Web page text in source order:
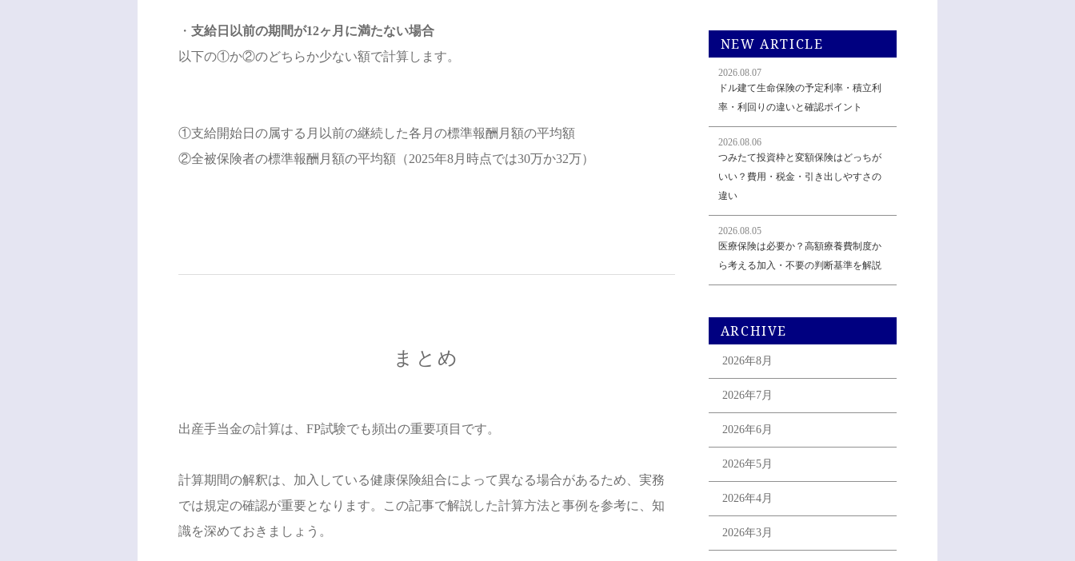
・支給日以前の期間が12ヶ月に満たない場合
以下の①か②のどちらか少ない額で計算します。
①支給開始日の属する月以前の継続した各月の標準報酬月額の平均額
②全被保険者の標準報酬月額の平均額（2025年8月時点では30万か32万）
まとめ
出産手当金の計算は、FP試験でも頻出の重要項目です。
計算期間の解釈は、加入している健康保険組合によって異なる場合があるため、実務
では規定の確認が重要となります。この記事で解説した計算方法と事例を参考に、知
識を深めておきましょう。
NEW ARTICLE
2026.08.07
ドル建て生命保険の予定利率・積立利
率・利回りの違いと確認ポイント
2026.08.06
つみたて投資枠と変額保険はどっちが
いい？費用・税金・引き出しやすさの
違い
2026.08.05
医療保険は必要か？高額療養費制度か
ら考える加入・不要の判断基準を解説
ARCHIVE
2026年8月
2026年7月
2026年6月
2026年5月
2026年4月
2026年3月